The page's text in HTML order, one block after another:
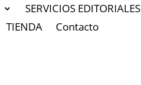
SERVICIOS EDITORIALES
TIENDA Contacto